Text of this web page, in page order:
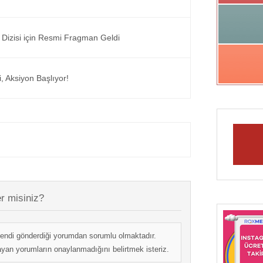
için Resmi Fragman Geldi
Başlıyor!
misiniz?
gönderdiği yorumdan sorumlu olmaktadır.
yorumların onaylanmadığını belirtmek isteriz.